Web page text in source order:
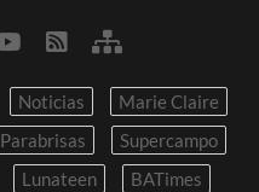
Noticias
Marie Claire
Parabrisas
Supercampo
Lunateen BATimes